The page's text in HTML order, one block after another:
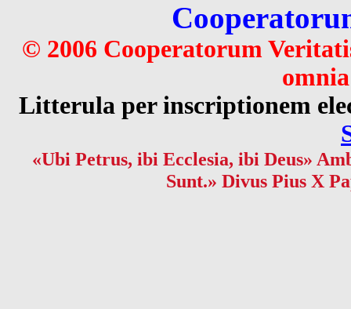
© 2006 Cooperatorum
Litterula per inscriptionem
«Ubi Petrus, ibi Ecclesia, ibi Deus»
Sunt.» Divus Pius X